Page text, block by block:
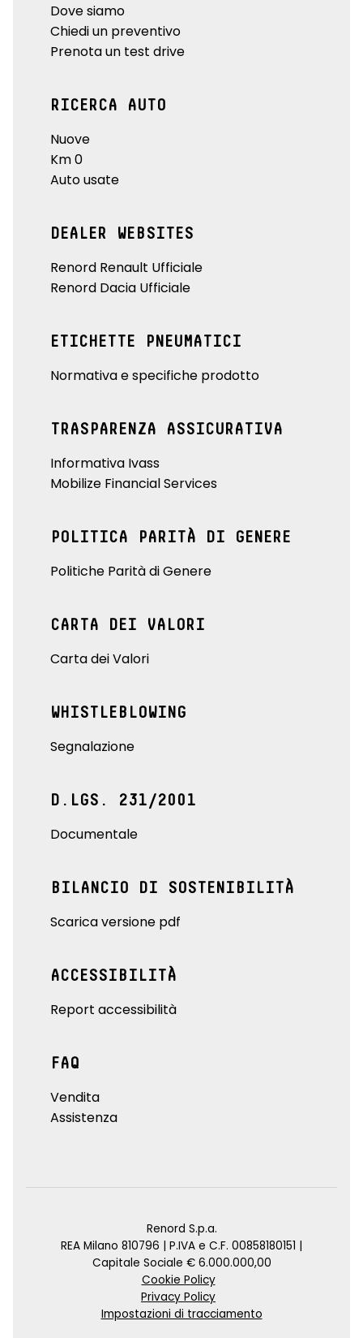
Dove siamo
Chiedi un preventivo
Prenota un test drive
RICERCA AUTO
Nuove
Km 0
Auto usate
DEALER WEBSITES
Renord Renault Ufficiale
Renord Dacia Ufficiale
ETICHETTE PNEUMATICI
Normativa e specifiche prodotto
TRASPARENZA ASSICURATIVA
Informativa Ivass
Mobilize Financial Services
POLITICA PARITÀ DI GENERE
Politiche Parità di Genere
CARTA DEI VALORI
Carta dei Valori
WHISTLEBLOWING
Segnalazione
D.LGS. 231/2001
Documentale
BILANCIO DI SOSTENIBILITÀ
Scarica versione pdf
ACCESSIBILITÀ
Report accessibilità
FAQ
Vendita
Assistenza
Renord S.p.a.
REA Milano 810796 | P.IVA e C.F. 00858180151 |
Capitale Sociale € 6.000.000,00
Cookie Policy
Privacy Policy
Impostazioni di tracciamento